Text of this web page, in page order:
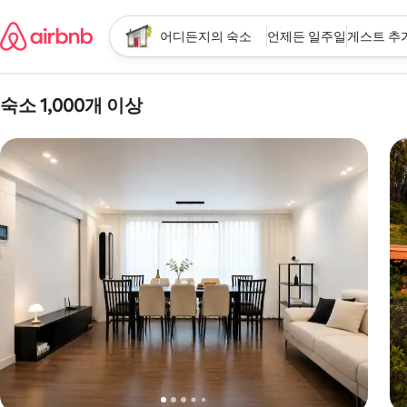
바로가기
검색 시작하기
위치
어디든지의 숙소
체크인/체크아웃
언제든 일주일
게스트
게스트 추
검색 결과; 숙소 1,000개 이상
숙소 1,000개 이상